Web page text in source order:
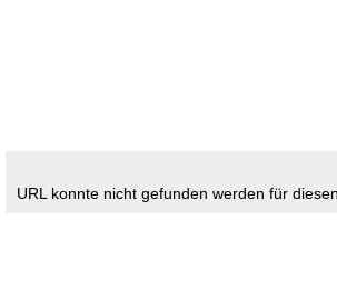
URL konnte nicht gefunden werden für